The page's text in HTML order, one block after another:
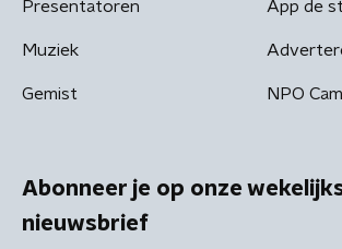
Presentatoren
Muziek
Gemist
App de
NPO
Abonneer je op onze
nieuwsbrief